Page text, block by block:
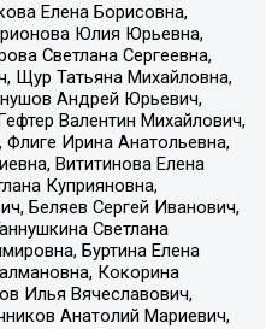
Елена Борисовна,
Юлия Юрьевна,
Светлана Сергеевна,
Щур Татьяна Михайловна,
Андрей Юрьевич,
Валентин Михайлович,
Ирина Анатольевна,
Вититинова Елена
Куприяновна,
Беляев Сергей Иванович,
Светлана
Буртина Елена
Кокорина
Илья Вячеславович,
Анатолий Мариевич,